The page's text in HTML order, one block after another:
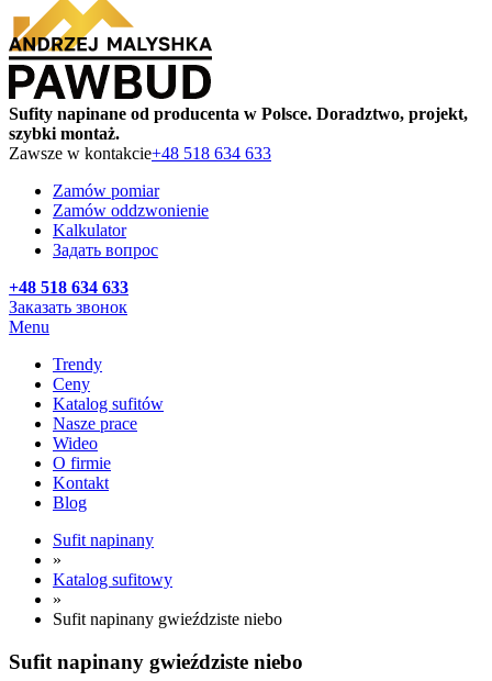
Sufity napinane od producenta w Polsce. Doradztwo, projekt,
szybki montaż.
Zawsze w kontakcie+48 518 634 633
Zamów pomiar
Zamów oddzwonienie
Kalkulator
Задать вопрос
+48 518 634 633
Заказать звонок
Menu
Trendy
Ceny
Katalog sufitów
Nasze prace
Wideo
O firmie
Kontakt
Blog
Sufit napinany
»
Katalog sufitowy
»
Sufit napinany gwieździste niebo
Sufit napinany gwieździste niebo